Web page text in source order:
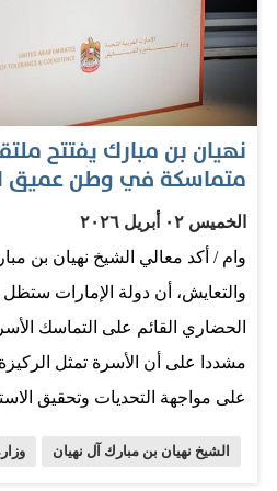
الليلة، في احتفالكم بعيد القيامة
لكم، مناسبة متجددة، يتحقق لكم
النفس، وبهجة القلب، ومتعة
بقدرته ومشيئته. أتقدم إليكم
سعيد، داعياً الله سبحانه وتعالى، أن
مصدراً للتآلف والمحبة بين الناس،
حقٌّ وخيرٌ ورحمة، للبشر في كل
«وجودنا معاً الليلة، أيها الإخوة
القبطية، هنا في أبوظبي، إنما
مسيرة دولة الإمارات العزيزة، ألا
وبحمد الله، من تعايشٍ وتواصلٍ…
نهيان بن مبارك يفتتح
متماسكة في وطن عميق
الخميس ٠٢ أبريل ٢٠٢٦
وام / أكد معالي الشيخ نهيان بن
والتعايش، أن دولة الإمارات
الحضاري القائم على التماسك
مشددا على أن الأسرة تمثل
على مواجهة التحديات وتحقيق
الشيخ نهيان بن مبارك آل نهيان